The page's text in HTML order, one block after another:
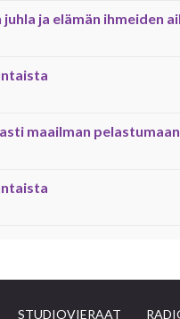
juhla ja elämän ihmeiden
maailman pelastumaan
STUDIOVIERAAT